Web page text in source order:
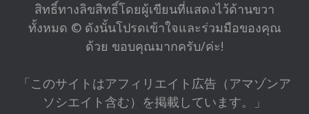
สิทธิ์ทางลิขสิทธิ์โดยผู้เขียนที่แสดงไว้ด้านขวา
ทั้งหมด © ดังนั้นโปรดเข้าใจและร่วมมือของคุณ
ด้วย ขอบคุณมากครับ/ค่ะ!
「このサイトはアフィリエイト広告（アマゾンア
ソシエイト含む）を掲載しています。」